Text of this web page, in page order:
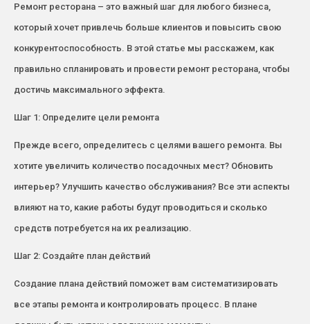
Ремонт ресторана – это важный шаг для любого бизнеса,
который хочет привлечь больше клиентов и повысить свою
конкурентоспособность. В этой статье мы расскажем, как
правильно спланировать и провести ремонт ресторана, чтобы
достичь максимального эффекта.
Шаг 1: Определите цели ремонта
Прежде всего, определитесь с целями вашего ремонта. Вы
хотите увеличить количество посадочных мест? Обновить
интерьер? Улучшить качество обслуживания? Все эти аспекты
влияют на то, какие работы будут проводиться и сколько
средств потребуется на их реализацию.
Шаг 2: Создайте план действий
Создание плана действий поможет вам систематизировать
все этапы ремонта и контролировать процесс. В плане